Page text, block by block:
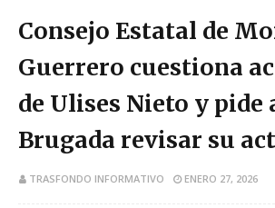
Consejo Estatal de
Guerrero cuestiona
de Ulises Nieto y pide
Brugada revisar su
TRASFONDO INFORMATIVO ENERO 27, 2026